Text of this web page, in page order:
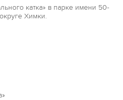
катка» в парке имени 50-
Химки.